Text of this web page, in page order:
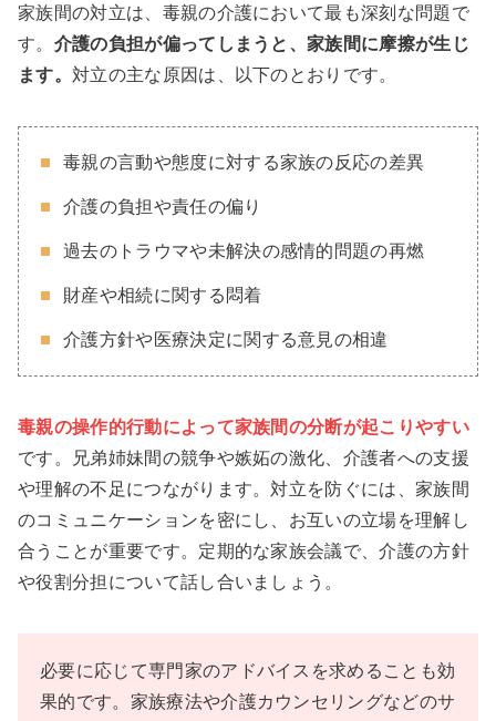
家族間の対立は、毒親の介護において最も深刻な問題で
す。 介護の負担が偏ってしまうと、家族間に摩擦が生じ
ます。 対立の主な原因は、以下のとおりです。
毒親の言動や態度に対する家族の反応の差異
介護の負担や責任の偏り
過去のトラウマや未解決の感情的問題の再燃
財産や相続に関する悶着
介護方針や医療決定に関する意見の相違
毒親の操作的行動によって家族間の分断が起こりやすい
です。兄弟姉妹間の競争や嫉妬の激化、介護者への支援
や理解の不足につながります。対立を防ぐには、家族間
のコミュニケーションを密にし、お互いの立場を理解し
合うことが重要です。定期的な家族会議で、介護の方針
や役割分担について話し合いましょう。
必要に応じて専門家のアドバイスを求めることも効
果的です。家族療法や介護カウンセリングなどのサ